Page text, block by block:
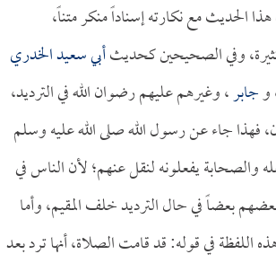
الحديث مع نكارته إسناداً منكر متناً،
وفي الصحيحين كحديثأبي سعيد الخدري
وجابر، وغيرهم عليهم رضوان الله في الترديد،
فهذا جاء عن رسول الله صلى الله عليه وسلم
والصحابة يفعلونه لنقل عنهم؛ لأن الناس في
بعضاً في حال الترديد خلف المقيم، وأما
اللفظة في قوله: قد قامت الصلاة، أنها ترد بعد